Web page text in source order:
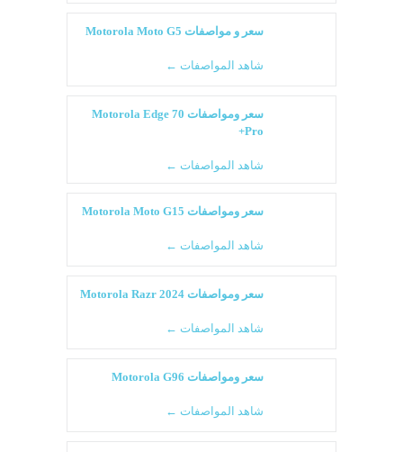
سعر و مواصفات Motorola Moto G5
شاهد المواصفات ←
سعر ومواصفات Motorola Edge 70
Pro+
شاهد المواصفات ←
سعر ومواصفات Motorola Moto G15
شاهد المواصفات ←
سعر ومواصفات Motorola Razr 2024
شاهد المواصفات ←
سعر ومواصفات Motorola G96
شاهد المواصفات ←